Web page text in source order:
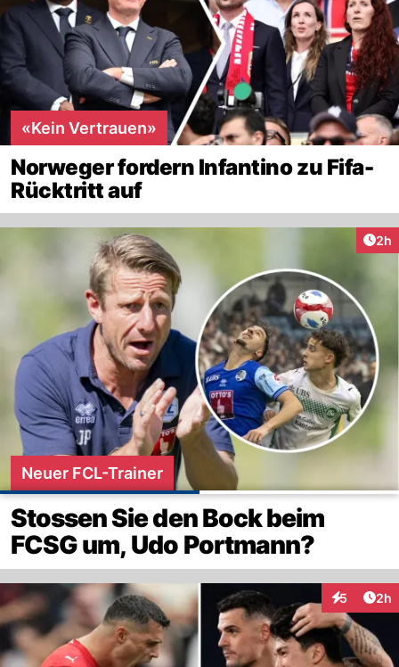
«Kein Vertrauen»
Norweger fordern Infantino zu Fifa-
Rücktritt auf
2h
Neuer FCL-Trainer
Stossen Sie den Bock beim
FCSG um, Udo Portmann?
5 2h